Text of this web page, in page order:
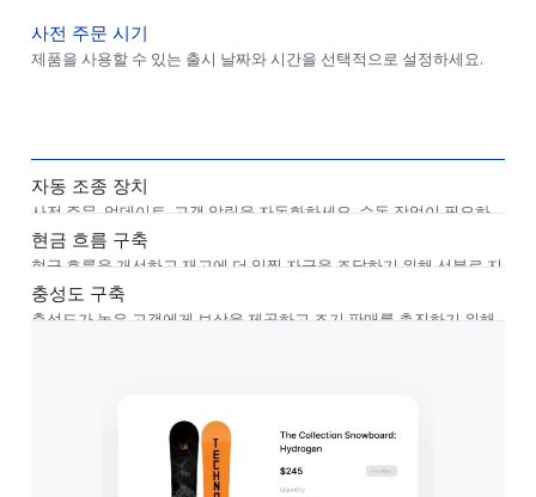
사전 주문 시기
제품을 사용할 수 있는 출시 날짜와 시간을 선택적으로 설정하세요.
자동 조종 장치
사전 주문, 업데이트, 고객 알림을 자동화하세요. 수동 작업이 필요하
지 않습니다.
현금 흐름 구축
현금 흐름을 개선하고 재고에 더 일찍 자금을 조달하기 위해 선불로 지
불금을 징수합니다.
충성도 구축
충성도가 높은 고객에게 보상을 제공하고 조기 판매를 촉진하기 위해